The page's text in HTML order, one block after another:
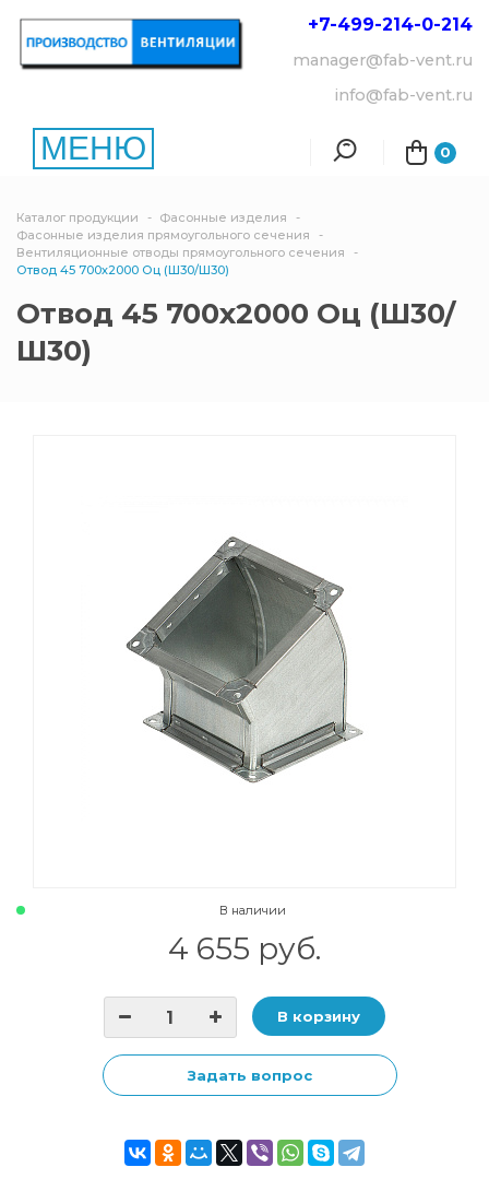
МЕНЮ 0
+7-499-214-0-214
manager@fab-vent.ru
info@fab-vent.ru
Каталог продукции
Фасонные изделия
Фасонные изделия прямоугольного сечения
Вентиляционные отводы прямоугольного сечения
Отвод 45 700х2000 Оц (Ш30/Ш30)
Отвод 45 700х2000 Оц (Ш30/
Ш30)
В наличии
4 655 руб.
В корзину
Задать вопрос